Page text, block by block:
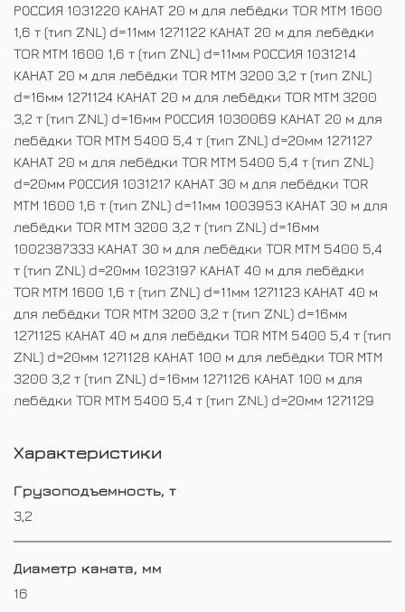
РОССИЯ 1031220 КАНАТ 20 м для лебёдки TOR МТМ 1600
1,6 т (тип ZNL) d=11мм 1271122 КАНАТ 20 м для лебёдки
TOR МТМ 1600 1,6 т (тип ZNL) d=11мм РОССИЯ 1031214
КАНАТ 20 м для лебёдки TOR МТМ 3200 3,2 т (тип ZNL)
d=16мм 1271124 КАНАТ 20 м для лебёдки TOR МТМ 3200
3,2 т (тип ZNL) d=16мм РОССИЯ 1030069 КАНАТ 20 м для
лебёдки TOR МТМ 5400 5,4 т (тип ZNL) d=20мм 1271127
КАНАТ 20 м для лебёдки TOR МТМ 5400 5,4 т (тип ZNL)
d=20мм РОССИЯ 1031217 КАНАТ 30 м для лебёдки TOR
МТМ 1600 1,6 т (тип ZNL) d=11мм 1003953 КАНАТ 30 м для
лебёдки TOR МТМ 3200 3,2 т (тип ZNL) d=16мм
1002387333 КАНАТ 30 м для лебёдки TOR МТМ 5400 5,4
т (тип ZNL) d=20мм 1023197 КАНАТ 40 м для лебёдки
TOR МТМ 1600 1,6 т (тип ZNL) d=11мм 1271123 КАНАТ 40 м
для лебёдки TOR МТМ 3200 3,2 т (тип ZNL) d=16мм
1271125 КАНАТ 40 м для лебёдки TOR МТМ 5400 5,4 т (тип
ZNL) d=20мм 1271128 КАНАТ 100 м для лебёдки TOR МТМ
3200 3,2 т (тип ZNL) d=16мм 1271126 КАНАТ 100 м для
лебёдки TOR МТМ 5400 5,4 т (тип ZNL) d=20мм 1271129
Характеристики
Грузоподъемность, т
3,2
Диаметр каната, мм
16